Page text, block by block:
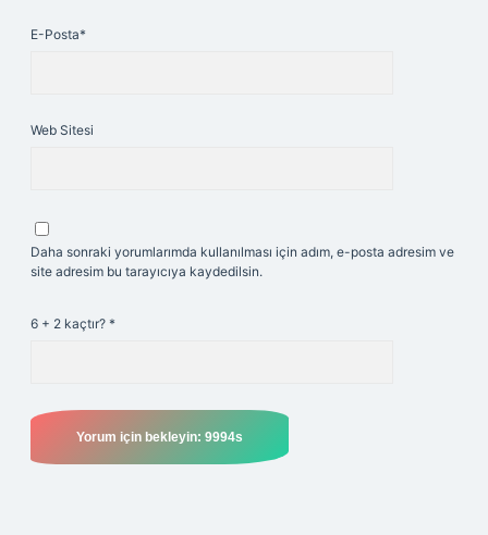
E-Posta*
Web Sitesi
Daha sonraki yorumlarımda kullanılması için adım, e-posta adresim ve
site adresim bu tarayıcıya kaydedilsin.
6 + 2 kaçtır? *